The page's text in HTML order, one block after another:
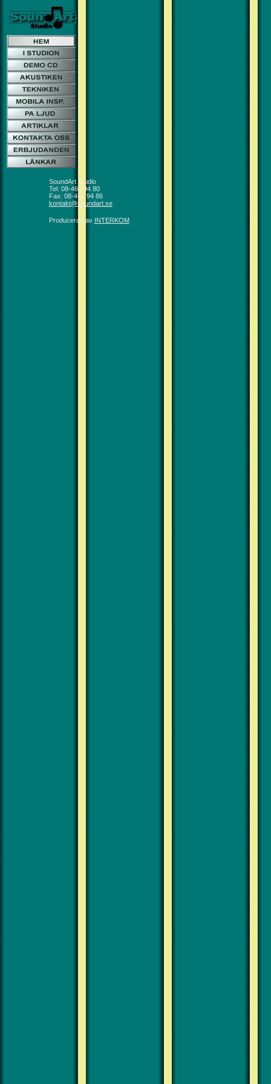
SoundArt Studio
Tel: 08-462 94 80
Fax: 08-462 94 86
kontakt@soundart.se
Producerad av INTERKOM